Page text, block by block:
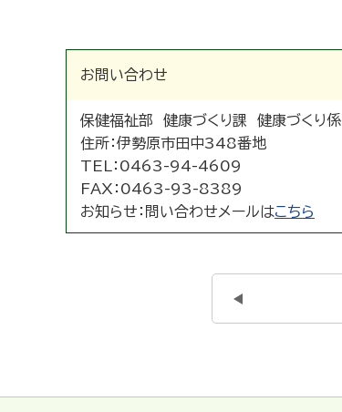
お問い合わせ
保健福祉部 健康づくり課 健康づくり係
住所：伊勢原市田中348番地
TEL： 0463-94-4609
FAX： 0463-93-8389
お知らせ： 問い合わせメールはこちら